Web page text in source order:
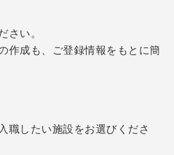
さい。
作成も、ご登録情報をもとに簡
職したい施設をお選びくださ